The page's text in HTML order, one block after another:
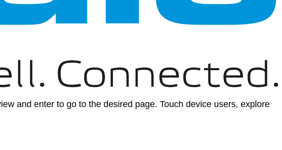
and enter to go to the desired page. Touch device users, explore